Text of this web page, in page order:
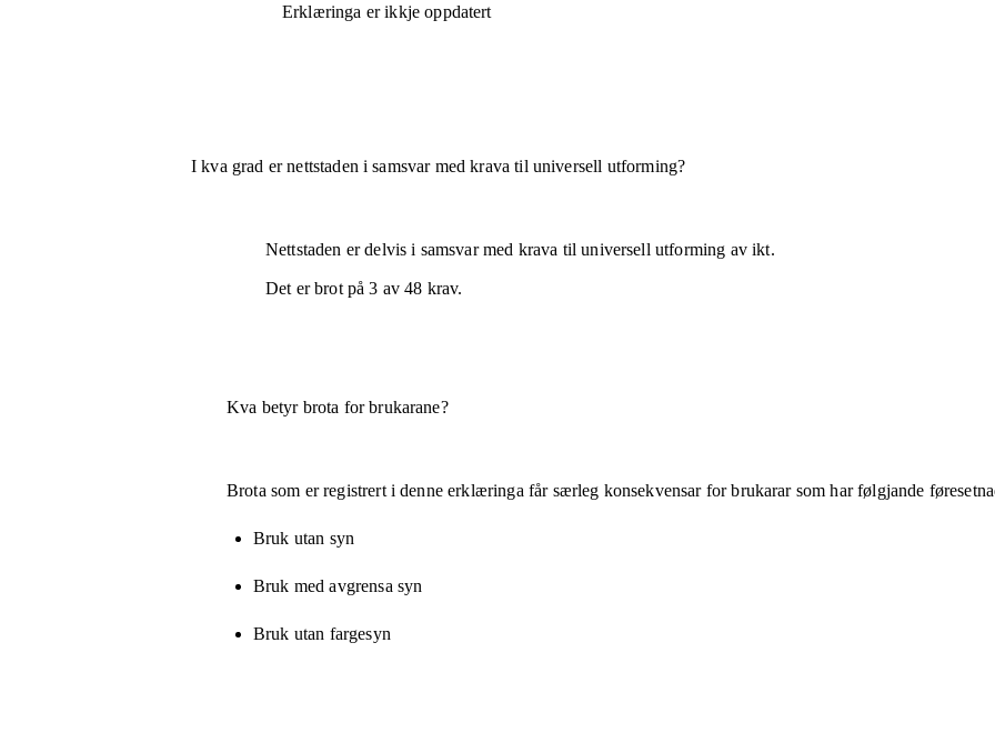
Erklæringa er ikkje oppdatert
I kva grad er nettstaden i samsvar med krava til universell utforming?
Nettstaden erdelvis i samsvarmed krava til universell utforming av ikt.
Det er brot på3 av48 krav.
Kva betyr brota for brukarane?
Brota som er registrert i denne erklæringa får særleg konsekvensar for brukarar som har følgjande
Bruk utan syn
Bruk med avgrensa syn
Bruk utan fargesyn